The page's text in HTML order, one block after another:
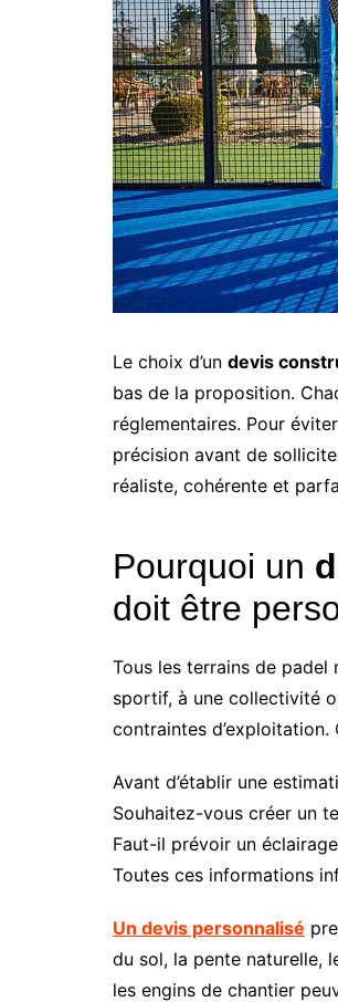
Le choix d’un devis
bas de la proposition.
réglementaires. Pour
précision avant de
réaliste, cohérente et
Pourquoi un
doit être
Tous les terrains de padel
sportif, à une collectivité
contraintes
Avant d’établir une
Souhaitez-vous créer un
Faut-il prévoir un
Toutes ces informations
Un devis personnalisé
du sol, la pente naturelle,
les engins de chantier